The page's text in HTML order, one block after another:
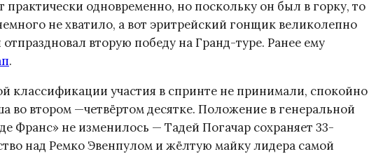
практически одновременно, но поскольку он был в горку, то
не хватило, а вот эритрейский гонщик великолепно
отпраздновал вторую победу на Гранд-туре. Ранее ему
.
классификации участия в спринте не принимали, спокойно
во втором —четвёртом десятке. Положение в генеральной
Франс» не изменилось — Тадей Погачар сохраняет 33-
над Ремко Эвенпулом и жёлтую майку лидера самой